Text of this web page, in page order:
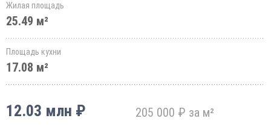
Жилая площадь
25.49 м²
Площадь кухни
17.08 м²
12.03 млн ₽ 205 000 ₽ за м²